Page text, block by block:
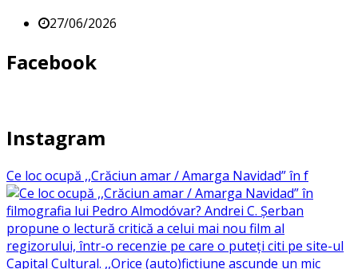
27/06/2026
Facebook
Instagram
Ce loc ocupă ,,Crăciun amar / Amarga Navidad” în f